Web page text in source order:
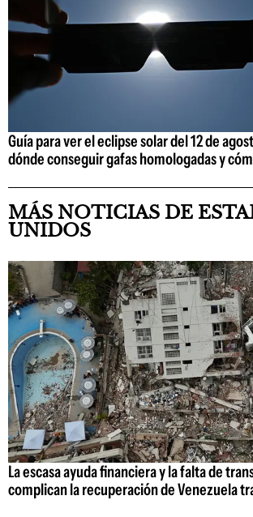
Guía para ver el eclipse solar del 12 de
dónde conseguir gafas homologadas y
MÁS NOTICIAS DE
UNIDOS
La escasa ayuda financiera y la falta de
complican la recuperación de Venezuela